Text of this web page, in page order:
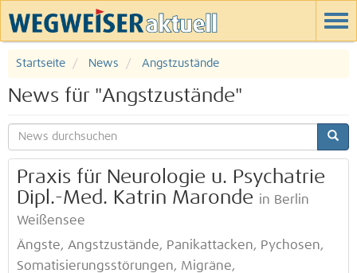
Startseite News Angstzustände
News für "Angstzustände"
Praxis für Neurologie u. Psychatrie
Dipl.-Med. Katrin Maronde in Berlin
Weißensee
Ängste, Angstzustände, Panikattacken, Pychosen,
Somatisierungsstörungen, Migräne,